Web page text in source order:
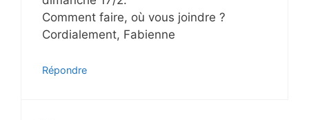
Comment faire, où vous joindre ?
Cordialement, Fabienne
Répondre